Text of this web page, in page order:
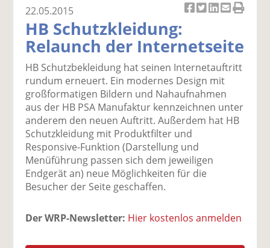
k
a
uf
F
ac
e
b
o
o
k
e
k
t
wi
tt
er
n
k
el
a
uf
Li
n
k
n
n
k
el
p
er
E
m
ai
e
k
el
D
e
n
22.05.2015
HB Schutzkleidung:
Relaunch der Internetseite
HB Schutzbekleidung hat seinen Internetauftritt
rundum erneuert. Ein modernes Design mit
großformatigen Bildern und Nahaufnahmen
aus der HB PSA Manufaktur kennzeichnen unter
anderem den neuen Auftritt. Außerdem hat HB
Schutzkleidung mit Produktfilter und
Responsive-Funktion (Darstellung und
Menüführung passen sich dem jeweiligen
Endgerät an) neue Möglichkeiten für die
Besucher der Seite geschaffen.
Der WRP-Newsletter: Hier kostenlos anmelden